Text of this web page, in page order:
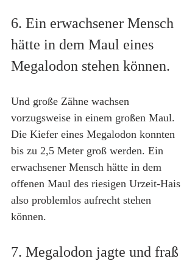
6. Ein erwachsener Mensch
hätte in dem Maul eines
Megalodon stehen können.
Und große Zähne wachsen
vorzugsweise in einem großen Maul.
Die Kiefer eines Megalodon konnten
bis zu 2,5 Meter groß werden. Ein
erwachsener Mensch hätte in dem
offenen Maul des riesigen Urzeit-Hais
also problemlos aufrecht stehen
können.
7. Megalodon jagte und fraß